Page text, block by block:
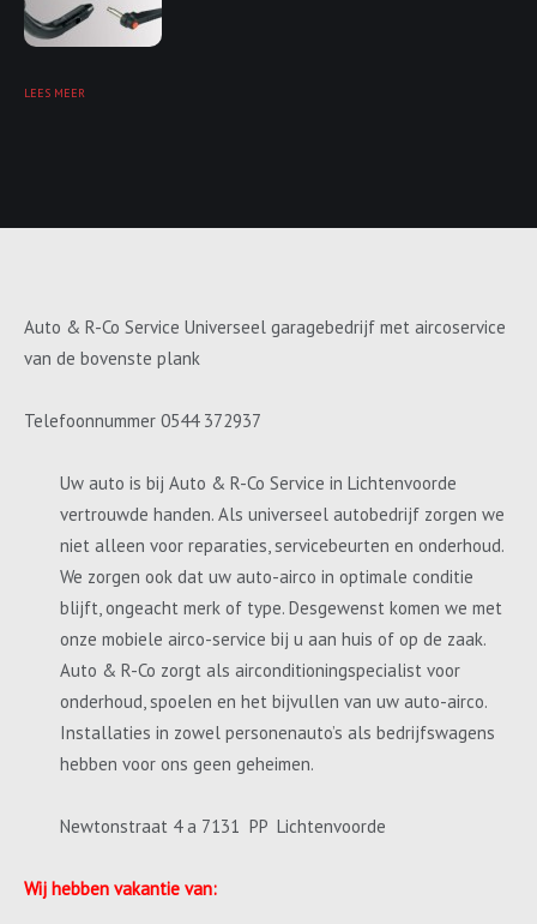
LEES MEER
Auto & R-Co Service Universeel garagebedrijf met aircoservice
van de bovenste plank
Telefoonnummer 0544 372937
Uw auto is bij Auto & R-Co Service in Lichtenvoorde
vertrouwde handen. Als universeel autobedrijf zorgen we
niet alleen voor reparaties, servicebeurten en onderhoud.
We zorgen ook dat uw auto-airco in optimale conditie
blijft, ongeacht merk of type. Desgewenst komen we met
onze mobiele airco-service bij u aan huis of op de zaak.
Auto & R-Co zorgt als airconditioningspecialist voor
onderhoud, spoelen en het bijvullen van uw auto-airco.
Installaties in zowel personenauto’s als bedrijfswagens
hebben voor ons geen geheimen.
Newtonstraat 4 a 7131 PP Lichtenvoorde
Wij hebben vakantie van: